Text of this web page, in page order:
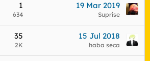
1
634
19 Mar 2019
Suprise
35
2K
15 Jul 2018
haba seca